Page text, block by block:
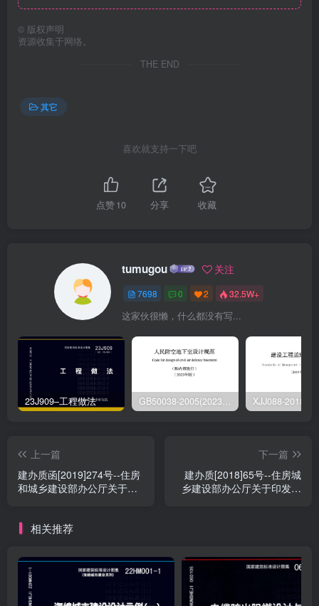
© 版权声明
资源收集于网络。
THE END
其它
喜欢就支持一下吧
点赞10 分享 收藏
tumugou 关注
7698 0 2 32.5W+
这家伙很懒，什么都没有写...
23J909–工程做法 GB50038-2005(2023版)–人民防空地下室设计规范
上一篇
建办质函[2019]274号--住房
和城乡建设部办公厅关于印
下一篇
建办质[2018]65号--住房城
乡建设部办公厅关于印发城
相关推荐